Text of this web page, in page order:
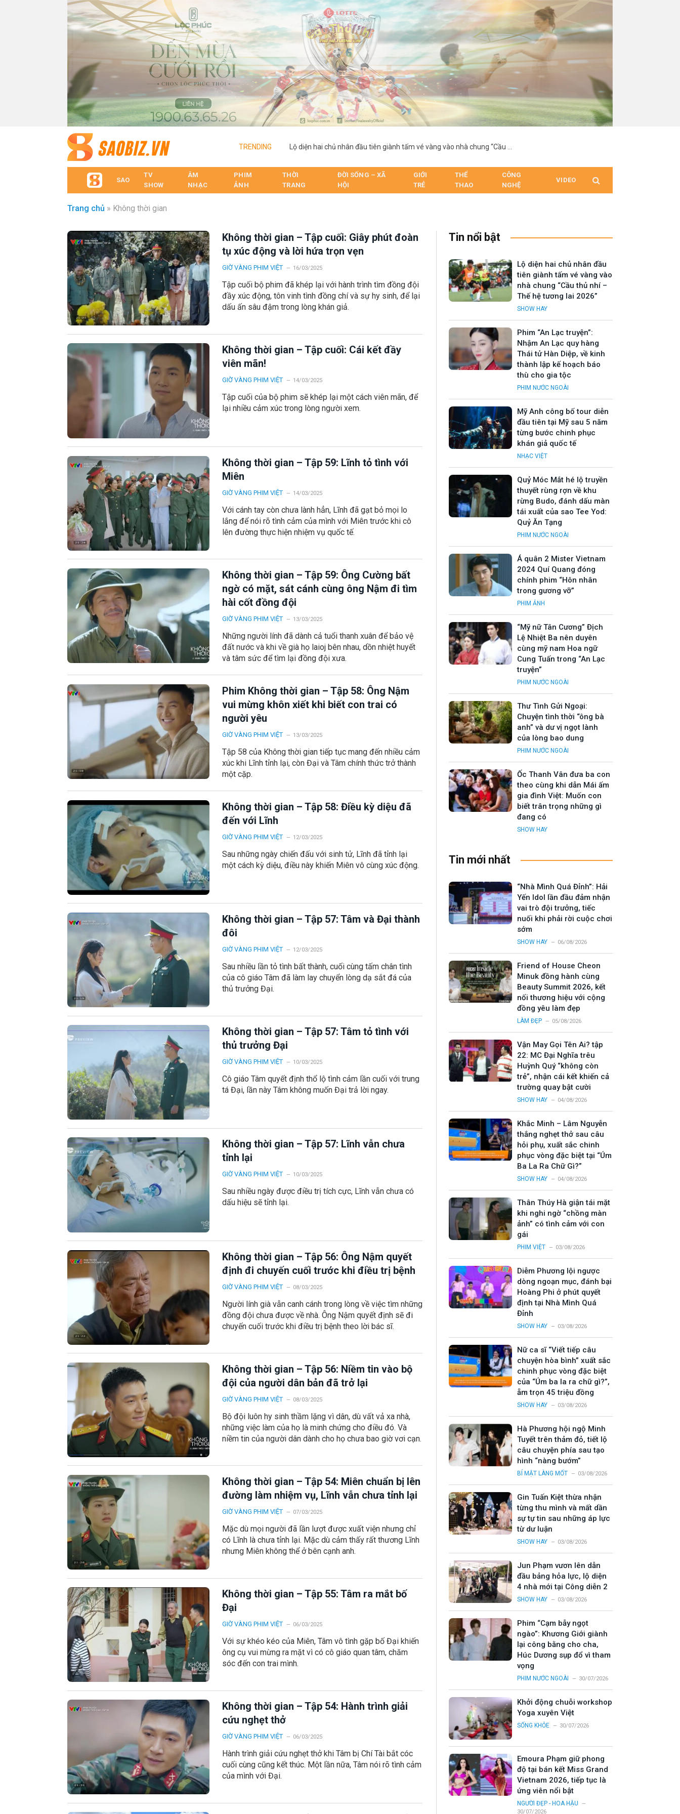
TRENDING
SAO
TV
SHOW
ÂM
NHẠC
PHIM
ẢNH
THỜI
TRANG
ĐỜI SỐNG – XÃ
HỘI
GIỚI
TRẺ
THỂ
THAO
CÔNG
NGHỆ
VIDEO
Trang chủ » Không thời gian
Không thời gian – Tập cuối: Giây phút đoàn
tụ xúc động và lời hứa trọn vẹn
GIỜ VÀNG PHIM VIỆT 16/03/2025
Tập cuối bộ phim đã khép lại với hành trình tìm đồng đội
đầy xúc động, tôn vinh tình đồng chí và sự hy sinh, để lại
dấu ấn sâu đậm trong lòng khán giả.
Không thời gian – Tập cuối: Cái kết đầy
viên mãn!
GIỜ VÀNG PHIM VIỆT 14/03/2025
Tập cuối của bộ phim sẽ khép lại một cách viên mãn, để
lại nhiều cảm xúc trong lòng người xem.
Không thời gian – Tập 59: Lĩnh tỏ tình với
Miên
GIỜ VÀNG PHIM VIỆT 14/03/2025
Với cánh tay còn chưa lành hẳn, Lĩnh đã gạt bỏ mọi lo
lắng để nói rõ tình cảm của mình với Miên trước khi cô
lên đường thực hiện nhiệm vụ quốc tế.
Không thời gian – Tập 59: Ông Cường bất
ngờ có mặt, sát cánh cùng ông Nậm đi tìm
hài cốt đồng đội
GIỜ VÀNG PHIM VIỆT 13/03/2025
Những người lính đã dành cả tuổi thanh xuân để bảo vệ
đất nước và khi về già họ laioj bên nhau, dồn nhiệt huyết
và tâm sức để tìm lại đồng đội xưa.
Phim Không thời gian – Tập 58: Ông Nậm
vui mừng khôn xiết khi biết con trai có
người yêu
GIỜ VÀNG PHIM VIỆT 13/03/2025
Tập 58 của Không thời gian tiếp tục mang đến nhiều cảm
xúc khi Lĩnh tỉnh lại, còn Đại và Tâm chính thức trở thành
một cặp.
Không thời gian – Tập 58: Điều kỳ diệu đã
đến với Lĩnh
GIỜ VÀNG PHIM VIỆT 12/03/2025
Sau những ngày chiến đấu với sinh tử, Lĩnh đã tỉnh lại
một cách kỳ diệu, điều này khiến Miên vô cùng xúc động.
Không thời gian – Tập 57: Tâm và Đại thành
đôi
GIỜ VÀNG PHIM VIỆT 12/03/2025
Sau nhiều lần tỏ tình bất thành, cuối cùng tấm chân tình
của cô giáo Tâm đã làm lay chuyển lòng dạ sắt đá của
thủ trưởng Đại.
Không thời gian – Tập 57: Tâm tỏ tình với
thủ trưởng Đại
GIỜ VÀNG PHIM VIỆT 10/03/2025
Cô giáo Tâm quyết định thổ lộ tình cảm lần cuối với trung
tá Đại, lần này Tâm không muốn Đại trả lời ngay.
Không thời gian – Tập 57: Lĩnh vẫn chưa
tỉnh lại
GIỜ VÀNG PHIM VIỆT 10/03/2025
Sau nhiều ngày được điều trị tích cực, Lĩnh vẫn chưa có
dấu hiệu sẽ tỉnh lại.
Không thời gian – Tập 56: Ông Nậm quyết
định đi chuyến cuối trước khi điều trị bệnh
GIỜ VÀNG PHIM VIỆT 08/03/2025
Người lính già vẫn canh cánh trong lòng về việc tìm những
đồng đội chưa được về nhà. Ông Nậm quyết định sẽ đi
chuyến cuối trước khi điều trị bệnh theo lời bác sĩ.
Không thời gian – Tập 56: Niềm tin vào bộ
đội của người dân bản đã trở lại
GIỜ VÀNG PHIM VIỆT 08/03/2025
Bộ đội luôn hy sinh thầm lặng vì dân, dù vất vả xa nhà,
những việc làm của họ là minh chứng cho điều đó. Và
niềm tin của người dân dành cho họ chưa bao giờ vơi cạn.
Không thời gian – Tập 54: Miên chuẩn bị lên
đường làm nhiệm vụ, Lĩnh vẫn chưa tỉnh lại
GIỜ VÀNG PHIM VIỆT 07/03/2025
Mặc dù mọi người đã lần lượt được xuất viện nhưng chỉ
có Lĩnh là chưa tỉnh lại. Mặc dù cảm thấy rất thương Lĩnh
nhưng Miên không thể ở bên cạnh anh.
Không thời gian – Tập 55: Tâm ra mắt bố
Đại
GIỜ VÀNG PHIM VIỆT 06/03/2025
Với sự khéo kéo của Miên, Tâm vô tình gặp bố Đại khiến
ông cụ vui mừng ra mặt vì có cô giáo quan tâm, chăm
sóc đến con trai mình.
Không thời gian – Tập 54: Hành trình giải
cứu nghẹt thở
GIỜ VÀNG PHIM VIỆT 06/03/2025
Hành trình giải cứu nghẹt thở khi Tâm bị Chí Tài bắt cóc
cuối cùng cũng kết thúc. Một lần nữa, Tâm nói rõ tình cảm
của mình với Đại.
Tin nổi bật
Lộ diện hai chủ nhân đầu
tiên giành tấm vé vàng vào
nhà chung “Cầu thủ nhí –
Thế hệ tương lai 2026”
SHOW HAY
Phim “An Lạc truyện”:
Nhậm An Lạc quy hàng
Thái tử Hàn Diệp, về kinh
thành lập kế hoạch báo
thù cho gia tộc
PHIM NƯỚC NGOÀI
Mỹ Anh công bố tour diễn
đầu tiên tại Mỹ sau 5 năm
từng bước chinh phục
khán giả quốc tế
NHẠC VIỆT
Quỷ Móc Mắt hé lộ truyền
thuyết rùng rợn về khu
rừng Budo, đánh dấu màn
tái xuất của sao Tee Yod:
Quỷ Ăn Tạng
PHIM NƯỚC NGOÀI
Á quân 2 Mister Vietnam
2024 Quí Quang đóng
chính phim “Hôn nhân
trong gương vỡ”
PHIM ẢNH
“Mỹ nữ Tân Cương” Địch
Lệ Nhiệt Ba nên duyên
cùng mỹ nam Hoa ngữ
Cung Tuấn trong “An Lạc
truyện”
PHIM NƯỚC NGOÀI
Thư Tình Gửi Ngoại:
Chuyện tình thời “ông bà
anh” và dư vị ngọt lành
của lòng bao dung
PHIM NƯỚC NGOÀI
Ốc Thanh Vân đưa ba con
theo cùng khi dẫn Mái ấm
gia đình Việt: Muốn con
biết trân trọng những gì
đang có
SHOW HAY
Tin mới nhất
“Nhà Mình Quá Đỉnh”: Hải
Yến Idol lần đầu đảm nhận
vai trò đội trưởng, tiếc
nuối khi phải rời cuộc chơi
sớm
SHOW HAY 06/08/2026
Friend of House Cheon
Minuk đồng hành cùng
Beauty Summit 2026, kết
nối thương hiệu với cộng
đồng yêu làm đẹp
LÀM ĐẸP 05/08/2026
Vận May Gọi Tên Ai? tập
22: MC Đại Nghĩa trêu
Huỳnh Quý “không còn
trẻ”, nhận cái kết khiến cả
trường quay bật cười
SHOW HAY 04/08/2026
Khắc Minh – Lâm Nguyễn
thắng nghẹt thở sau câu
hỏi phụ, xuất sắc chinh
phục vòng đặc biệt tại “Úm
Ba La Ra Chữ Gì?”
SHOW HAY 04/08/2026
Thân Thúy Hà giận tái mặt
khi nghi ngờ “chồng màn
ảnh” có tình cảm với con
gái
PHIM VIỆT 03/08/2026
Diễm Phương lội ngược
dòng ngoạn mục, đánh bại
Hoàng Phi ở phút quyết
định tại Nhà Mình Quá
Đỉnh
SHOW HAY 03/08/2026
Nữ ca sĩ “Viết tiếp câu
chuyện hòa bình” xuất sắc
chinh phục vòng đặc biệt
của “Úm ba la ra chữ gì?”,
ẵm trọn 45 triệu đồng
SHOW HAY 03/08/2026
Hà Phương hội ngộ Minh
Tuyết trên thảm đỏ, tiết lộ
câu chuyện phía sau tạo
hình “nàng bướm”
BÍ MẬT LÀNG MỐT 03/08/2026
Gin Tuấn Kiệt thừa nhận
từng thu mình và mất dần
sự tự tin sau những áp lực
từ dư luận
SHOW HAY 03/08/2026
Jun Phạm vươn lên dẫn
đầu bảng hỏa lực, lộ diện
4 nhà mới tại Công diễn 2
SHOW HAY 03/08/2026
Phim “Cạm bẫy ngọt
ngào”: Khương Giới giành
lại công bằng cho cha,
Húc Dương sụp đổ vì tham
vọng
PHIM NƯỚC NGOÀI 30/07/2026
Khởi động chuỗi workshop
Yoga xuyên Việt
SỐNG KHỎE 30/07/2026
Emoura Phạm giữ phong
độ tại bán kết Miss Grand
Vietnam 2026, tiếp tục là
ứng viên nổi bật
NGƯỜI ĐẸP - HOA HẬU
30/07/2026